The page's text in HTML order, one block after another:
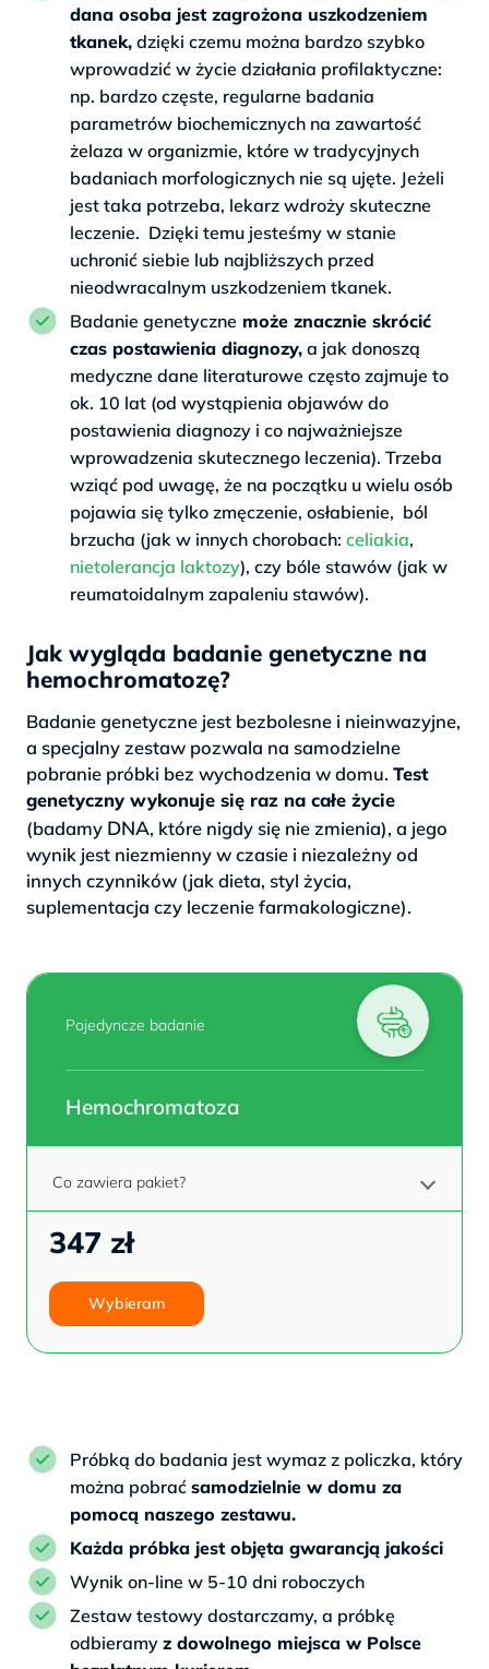
dana osoba jest zagrożona uszkodzeniem
tkanek, dzięki czemu można bardzo szybko
wprowadzić w życie działania profilaktyczne:
np. bardzo częste, regularne badania
parametrów biochemicznych na zawartość
żelaza w organizmie, które w tradycyjnych
badaniach morfologicznych nie są ujęte. Jeżeli
jest taka potrzeba, lekarz wdroży skuteczne
leczenie. Dzięki temu jesteśmy w stanie
uchronić siebie lub najbliższych przed
nieodwracalnym uszkodzeniem tkanek.
Badanie genetyczne może znacznie skrócić
czas postawienia diagnozy, a jak donoszą
medyczne dane literaturowe często zajmuje to
ok. 10 lat (od wystąpienia objawów do
postawienia diagnozy i co najważniejsze
wprowadzenia skutecznego leczenia). Trzeba
wziąć pod uwagę, że na początku u wielu osób
pojawia się tylko zmęczenie, osłabienie, ból
brzucha (jak w innych chorobach: celiakia,
nietolerancja laktozy), czy bóle stawów (jak w
reumatoidalnym zapaleniu stawów).
Jak wygląda badanie genetyczne na
hemochromatozę?
Badanie genetyczne jest bezbolesne i nieinwazyjne,
a specjalny zestaw pozwala na samodzielne
pobranie próbki bez wychodzenia w domu. Test
genetyczny wykonuje się raz na całe życie
(badamy DNA, które nigdy się nie zmienia), a jego
wynik jest niezmienny w czasie i niezależny od
innych czynników (jak dieta, styl życia,
suplementacja czy leczenie farmakologiczne).
Pojedyncze badanie
Hemochromatoza
Co zawiera pakiet?
347 zł
Wybieram
Próbką do badania jest wymaz z policzka, który
można pobrać samodzielnie w domu za
pomocą naszego zestawu.
Każda próbka jest objęta gwarancją jakości
Wynik on-line w 5-10 dni roboczych
Zestaw testowy dostarczamy, a próbkę
odbieramy z dowolnego miejsca w Polsce